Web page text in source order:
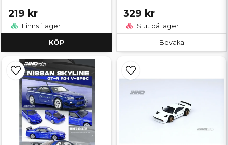
219 kr
Finns i lager
KÖP
329 kr
Slut på lager
Bevaka